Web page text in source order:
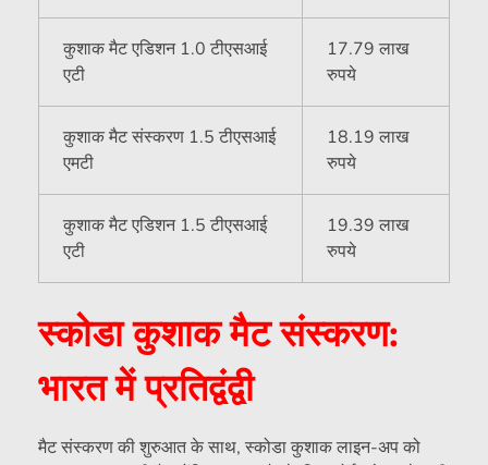
कुशाक मैट एडिशन 1.0 टीएसआई
एटी
17.79 लाख
रुपये
कुशाक मैट संस्करण 1.5 टीएसआई
एमटी
18.19 लाख
रुपये
कुशाक मैट एडिशन 1.5 टीएसआई
एटी
19.39 लाख
रुपये
स्कोडा कुशाक मैट संस्करण:
भारत में प्रतिद्वंद्वी
मैट संस्करण की शुरुआत के साथ, स्कोडा कुशाक लाइन-अप को